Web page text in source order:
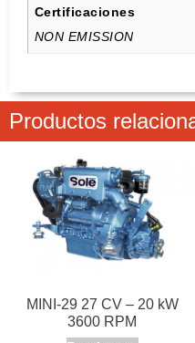
Certificaciones
NON EMISSION
Productos
MINI-29 27 CV – 20 kW
3600 RPM